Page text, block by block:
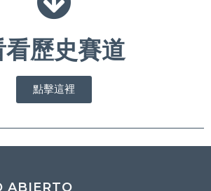
看歷史賽道
點擊這裡
ABIERTO